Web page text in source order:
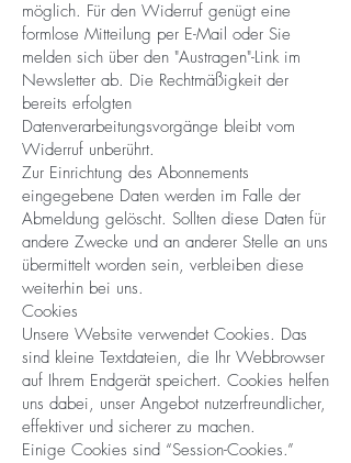
möglich. Für den Widerruf genügt eine
formlose Mitteilung per E-Mail oder Sie
melden sich über den "Austragen"-Link im
Newsletter ab. Die Rechtmäßigkeit der
bereits erfolgten
Datenverarbeitungsvorgänge bleibt vom
Widerruf unberührt.
Zur Einrichtung des Abonnements
eingegebene Daten werden im Falle der
Abmeldung gelöscht. Sollten diese Daten für
andere Zwecke und an anderer Stelle an uns
übermittelt worden sein, verbleiben diese
weiterhin bei uns.
Cookies
Unsere Website verwendet Cookies. Das
sind kleine Textdateien, die Ihr Webbrowser
auf Ihrem Endgerät speichert. Cookies helfen
uns dabei, unser Angebot nutzerfreundlicher,
effektiver und sicherer zu machen.
Einige Cookies sind “Session-Cookies.”